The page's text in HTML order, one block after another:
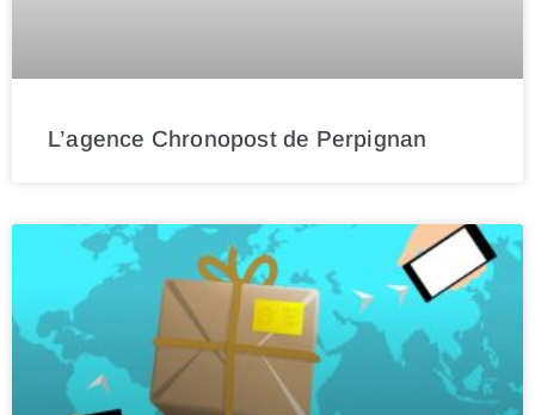
L’agence Chronopost de Perpignan